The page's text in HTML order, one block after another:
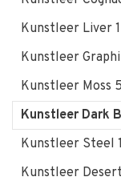
Kunstleer Liver
Kunstleer
Kunstleer Moss
Kunstleer Dark
Kunstleer Steel
Kunstleer